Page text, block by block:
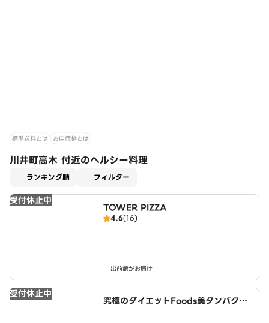
標準送料とは お店価格とは
川井町高木 付近のヘルシー料理
ランキング順 フィルター
受付休止中
TOWER PIZZA
4.6(16)
出前館がお届け
受付休止中
究極のダイエットFoods美タンパクラ